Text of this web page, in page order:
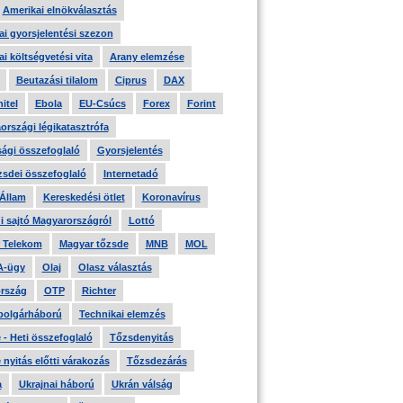
Amerikai elnökválasztás
gyorsjelentési szezon
költségvetési vita Arany elemzése
Beutazási tilalom Ciprus DAX
Ebola EU-Csúcs Forex Forint
légikatasztrófa
összefoglaló Gyorsjelentés
összefoglaló Internetadó
Kereskedési ötlet Koronavírus
sajtó Magyarországról Lottó
Telekom Magyar tőzsde MNB MOL
ügy Olaj Olasz választás
OTP Richter
Technikai elemzés
- Heti összefoglaló Tőzsdenyitás
nyitás előtti várakozás Tőzsdezárás
Ukrajnai háború Ukrán válság